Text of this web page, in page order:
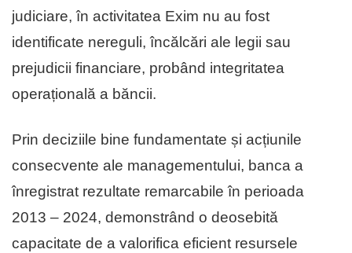
judiciare, în activitatea Exim nu au fost
identificate nereguli, încălcări ale legii sau
prejudicii financiare, probând integritatea
operațională a băncii.
Prin deciziile bine fundamentate și acțiunile
consecvente ale managementului, banca a
înregistrat rezultate remarcabile în perioada
2013 – 2024, demonstrând o deosebită
capacitate de a valorifica eficient resursele